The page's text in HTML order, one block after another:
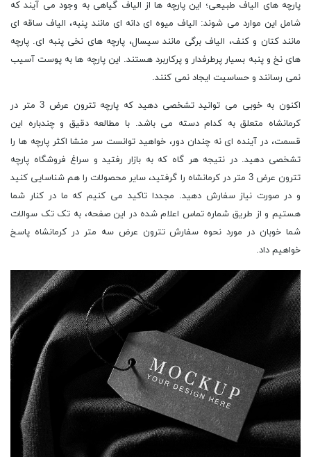
پارچه های الیاف طبیعی؛ این پارچه ‌ها از الیاف گیاهی به وجود می ‌آیند که
شامل این موارد می ‌شوند: الیاف میوه ‌ای دانه ‌ای مانند پنبه، الیاف ساقه ‌ای
مانند کتان و کنف، الیاف برگی مانند سیسال، پارچه ‌های نخی پنبه‌ ای. پارچه
‌های نخ و پنبه بسیار پرطرفدار و پرکاربرد هستند. این پارچه ‌ها به پوست آسیب
نمی ‌رسانند و حساسیت ایجاد نمی ‌کنند.
اکنون به خوبی می توانید تشخصی دهید که پارچه تترون عرض 3 متر در
کرمانشاه متعلق به کدام دسته می باشد. با مطالعه دقیق و چندباره این
قسمت، در آینده ای نه چندان دور، خواهید توانست سر منشا اکثر پارچه ها را
تشخصی دهید. در نتیجه هر گاه که به بازار رفتید و سراغ فروشگاه پارچه
تترون عرض 3 متر در کرمانشاه را گرفتید، سایر محصولات را هم شناسایی کنید
و در صورت نیاز سفارش دهید. مجددا تاکید می کنیم که ما در کنار شما
هستیم و از طریق شماره تماس اعلام شده در این صفحه، به تک تک سوالات
شما خوبان در مورد نحوه سفارش تترون عرض سه متر در کرمانشاه پاسخ
خواهیم داد.